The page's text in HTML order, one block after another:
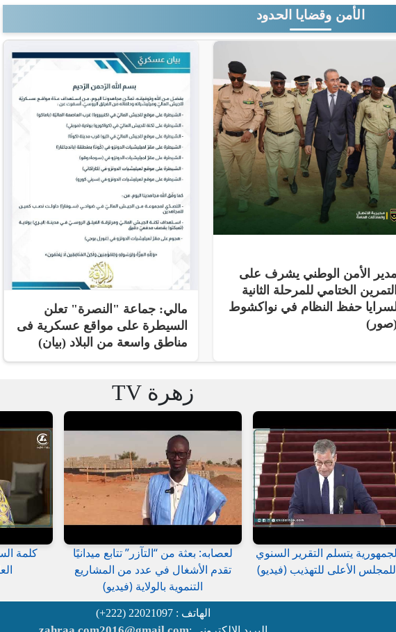
الأمن وقضايا الحدود
مدير الأمن الوطني يشرف على
التمرين الختامي للمرحلة الثانية
حفظ النظام في نواكشوط
مالي: جماعة "النصرة" تعلن
السيطرة على مواقع عسكرية فى
مناطق واسعة من البلاد (بيان)
زهرة TV
يتسلم التقرير السنوي
الأعلى للتهذيب (فيديو)
لعصابه: بعثة من “التآزر” تتابع ميدانيًا
تقدم الأشغال في عدد من المشاريع
التنموية بالولاية (فيديو)
كلمة
الهاتف : 22021097 (222+)